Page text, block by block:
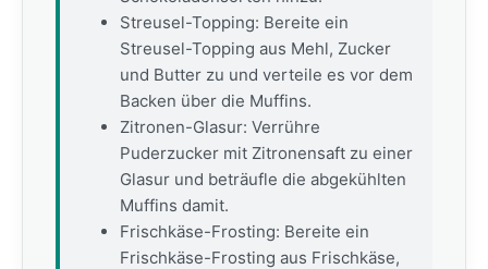
Streusel-Topping: Bereite ein
Streusel-Topping aus Mehl, Zucker
und Butter zu und verteile es vor dem
Backen über die Muffins.
Zitronen-Glasur: Verrühre
Puderzucker mit Zitronensaft zu einer
Glasur und beträufle die abgekühlten
Muffins damit.
Frischkäse-Frosting: Bereite ein
Frischkäse-Frosting aus Frischkäse,